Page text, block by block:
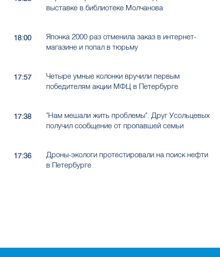
выставке в библиотеке Молчанова
18:00
Японка 2000 раз отменила заказ в интернет-
магазине и попал в тюрьму
17:57
Четыре умные колонки вручили первым
победителям акции МФЦ в Петербурге
17:38
"Нам мешали жить проблемы". Друг Усольцевых
получил сообщение от пропавшей семьи
17:36
Дроны-экологи протестировали на поиск нефти
в Петербурге